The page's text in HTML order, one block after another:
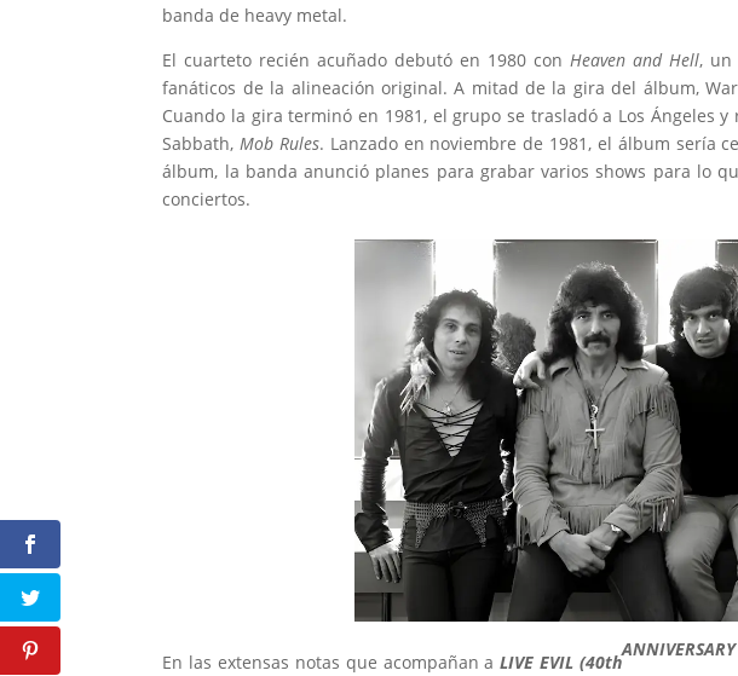
banda de heavy metal.
El cuarteto recién acuñado debutó en 1980 con Heaven and Hell, un
fanáticos de la alineación original. A mitad de la gira del álbum,
Cuando la gira terminó en 1981, el grupo se trasladó a Los Ángeles
Sabbath, Mob Rules. Lanzado en noviembre de 1981, el álbum sería
álbum, la banda anunció planes para grabar varios shows para lo
conciertos.
En las extensas notas que acompañan aLIVE EVIL (40th
ANNIVERSARY